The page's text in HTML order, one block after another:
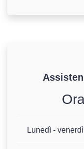
Lunedì - venerdì